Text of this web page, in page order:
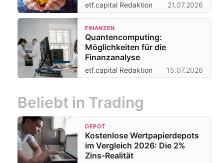
etf.capital Redaktion 21.07.2026
FINANZEN
Quantencomputing:
Möglichkeiten für die
Finanzanalyse
etf.capital Redaktion 15.07.2026
Beliebt in Trading
DEPOT
Kostenlose Wertpapierdepots
im Vergleich 2026: Die 2%
Zins-Realität